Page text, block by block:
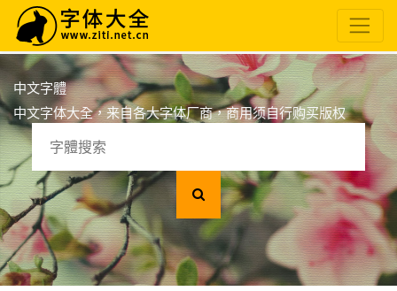
中文字體
中文字体大全，来自各大字体厂商，商用须自行购买版权